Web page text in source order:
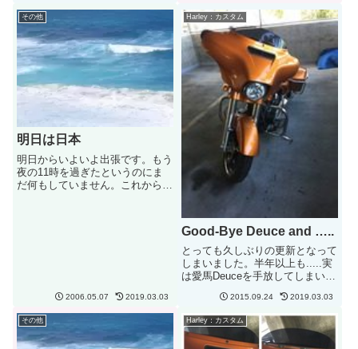
ックを行うときに走行するところ
です。空港のすぐそばということ
もありあまり建物もなく海のそ...
その他
明日は日本
明日からいよいよ出張です。もう
夜の11時を過ぎたというのにま
だ何もしていません。これからが
2006.05.07 2019.03.03
Harley：カスタム
Good-Bye Deuce and …..
とっても久しぶりの更新となって
しまいました。半年以上も.....実
は愛馬Deuceを手放してしまいま
かった Street Glideを先月末に買
っちゃいました。2016年モデル
が発表された週に！何...
2015.09.24 2019.03.03
その他 Harley：カスタム